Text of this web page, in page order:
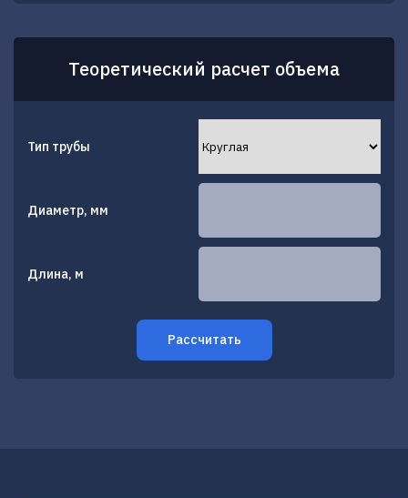
Теоретический расчет объема
Тип трубы
Диаметр, мм
Длина, м
Рассчитать